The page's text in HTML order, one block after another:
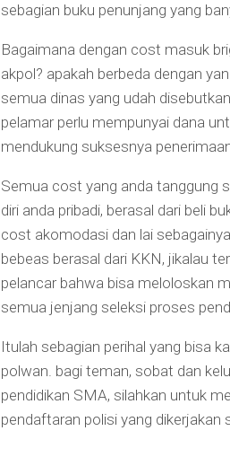
sebagian buku penunjang yang
Bagaimana dengan cost masuk
akpol? apakah berbeda dengan
semua dinas yang udah
pelamar perlu mempunyai dana
mendukung suksesnya
Semua cost yang anda tanggung
diri anda pribadi, berasal dari beli
cost akomodasi dan lai
bebeas berasal dari KKN, jikalau
pelancar bahwa bisa meloloskan
semua jenjang seleksi proses
Itulah sebagian perihal yang bisa
polwan. bagi teman, sobat dan
pendidikan SMA, silahkan untuk
pendaftaran polisi yang dikerjakan